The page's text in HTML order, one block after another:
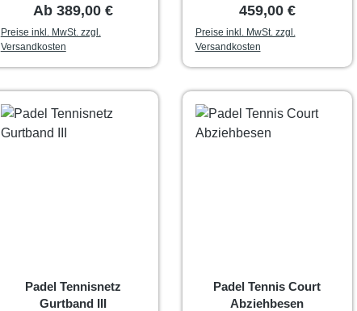
Regulärer Preis:
Ab 389,00 €
Preise inkl. MwSt. zzgl.
Versandkosten
Regulärer Preis:
459,00 €
Preise inkl. MwSt. zzgl.
Versandkosten
Padel Tennisnetz
Gurtband III
Padel Tennis Court
Abziehbesen